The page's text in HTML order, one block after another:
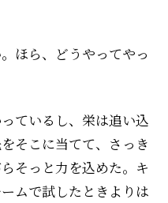
ほら、どうやってやっ
ているし、栄は追い込
そこに当てて、さっき
そっと力を込めた。キ
ムで試したときよりは